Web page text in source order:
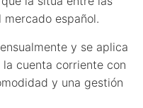
español.
y se aplica
cuenta corriente con
y una gestión